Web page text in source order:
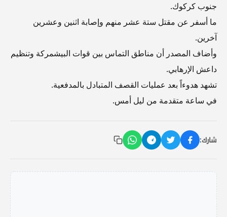
جنوب كركوك.
ما أسفر عن مقتل ستة عشر منهم وإصابة اثنين وعشرين
آخرين.
وأضاف المصدر أن مناطق التماس بين قوات البيشمركة وتنظيم
داعش الإرهابي.
تشهد هدوءاً بعد عمليات القصف المتبادل بالمدفعية.
في ساعة متقدمة من ليل أمس.
شارك: